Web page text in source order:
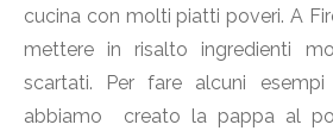
cucina con molti piatti poveri. A
mettere in risalto ingredienti
scartati. Per fare alcuni
abbiamo creato la pappa al